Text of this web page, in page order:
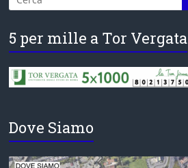
5 per mille a Tor Vergata
Dove Siamo